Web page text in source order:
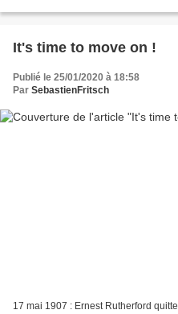
It's time to move on !
Publié le 25/01/2020 à 18:58
Par SebastienFritsch
17 mai 1907 : Ernest Rutherford